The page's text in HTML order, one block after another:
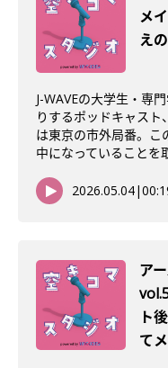
メ
え
J-WAVEの大学生・専
りするポッドキャス
は東京の市外局番。こ
中になっていることを
2026.05.04|
ア
ト
て